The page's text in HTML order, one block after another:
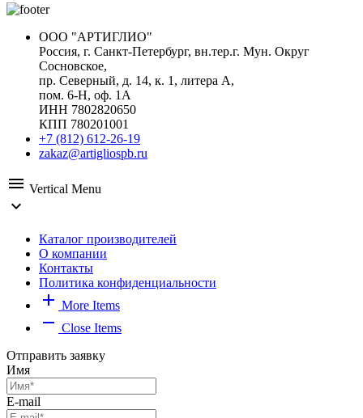
ООО "АРТИГЛИО"
Россия, г. Санкт-Петербург, вн.тер.г. Мун. Округ
Сосновское,
пр. Северный, д. 14, к. 1, литера А,
пом. 6-Н, оф. 1А
ИНН 7802820650
КПП 780201001
+7 (812) 612-26-19
zakaz@artigliospb.ru
menu Vertical Menu
expand_more
Каталог производителей
О компании
Контакты
Политика конфиденциальности
add More Items
remove Close Items
Отправить заявку
Имя
E-mail